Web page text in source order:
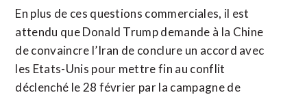
En plus de ces questions commerciales, il est
attendu que Donald Trump demande à la Chine
de convaincre l’Iran de conclure un accord avec
les Etats-Unis pour mettre fin au conflit
déclenché le 28 février par la campagne de